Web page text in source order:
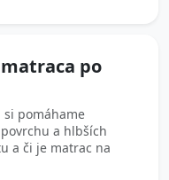
po
si pomáhame
a hlbších
a či je matrac na